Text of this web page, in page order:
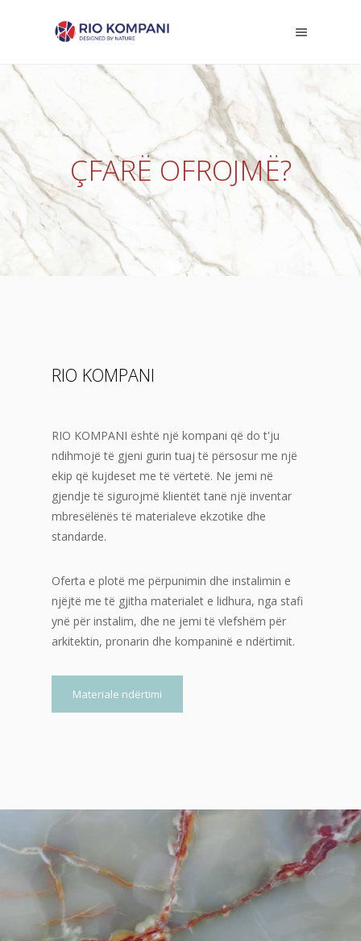
ÇFARË OFROJMË?
RIO KOMPANI
RIO KOMPANI është një kompani që do t'ju
ndihmojë të gjeni gurin tuaj të përsosur me një
ekip që kujdeset me të vërtetë. Ne jemi në
gjendje të sigurojmë klientët tanë një inventar
mbresëlënës të materialeve ekzotike dhe
standarde.
Oferta e plotë me përpunimin dhe instalimin e
njëjtë me të gjitha materialet e lidhura, nga stafi
ynë për instalim, dhe ne jemi të vlefshëm për
arkitektin, pronarin dhe kompaninë e ndërtimit.
Materiale ndërtimi